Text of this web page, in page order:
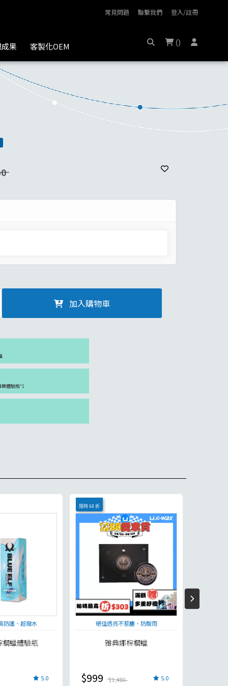
常見問題 聯繫我們 登入/註冊
()
果 客製化OEM
加入購物車
體驗瓶*1
防護、超撥水
櫚蠟體驗瓶
5.0
限時 68 折
絕佳透亮不惹塵、防酸雨
雅典娜棕櫚蠟
$999 $1,480 5.0